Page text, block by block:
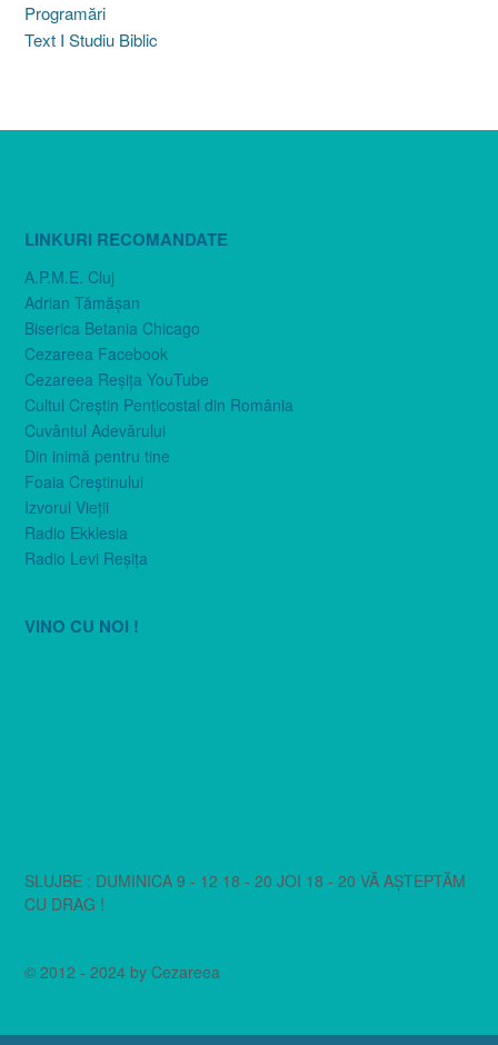
Programări
Text I Studiu Biblic
LINKURI RECOMANDATE
A.P.M.E. Cluj
Adrian Tămăşan
Biserica Betania Chicago
Cezareea Facebook
Cezareea Reşiţa YouTube
Cultul Creştin Penticostal din România
Cuvântul Adevărului
Din inimă pentru tine
Foaia Creştinului
Izvorul Vieţii
Radio Ekklesia
Radio Levi Reşiţa
VINO CU NOI !
SLUJBE : DUMINICA 9 - 12 18 - 20 JOI 18 - 20 VĂ AȘTEPTĂM
CU DRAG !
© 2012 - 2024 by Cezareea